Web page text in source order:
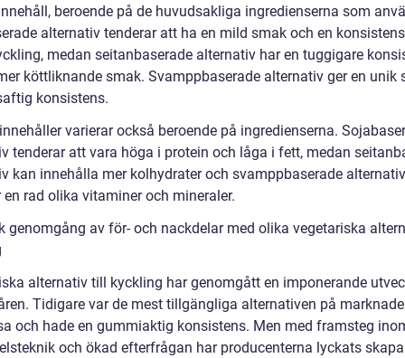
beroende på de huvudsakliga ingredienserna som
alternativ tenderar att ha en mild smak och en
medan seitanbaserade alternativ har en tuggigare
köttliknande smak. Svamppbaserade alternativ ger en unik
konsistens.
varierar också beroende på ingredienserna.
tenderar att vara höga i protein och låga i fett, medan
kan innehålla mer kolhydrater och svamppbaserade alternativ
en rad olika vitaminer och mineraler.
genomgång av för- och nackdelar med olika vegetariska
alternativ till kyckling har genomgått en imponerande
Tidigare var de mest tillgängliga alternativen på
och hade en gummiaktig konsistens. Men med framsteg
och ökad efterfrågan har producenterna lyckats skapa